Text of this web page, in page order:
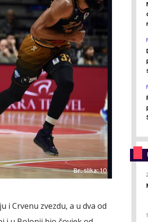
Br. slika: 10
i Crvenu zvezdu, a u dva od